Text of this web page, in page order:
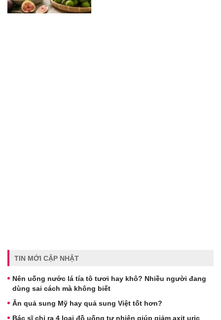
TIN MỚI CẬP NHẬT
Nên uống nước lá tía tô tươi hay khô? Nhiều người đang
dùng sai cách mà không biết
Ăn quả sung Mỹ hay quả sung Việt tốt hơn?
Bác sĩ chỉ ra 4 loại đồ uống tự nhiên giúp giảm axit uric